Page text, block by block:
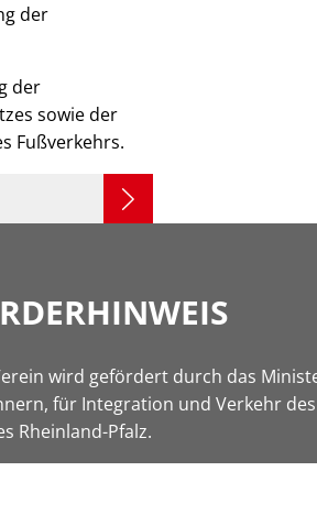
der
der
sowie der
Fußverkehrs.
wird gefördert durch das
für Integration und Verkehr des
Rheinland-Pfalz.